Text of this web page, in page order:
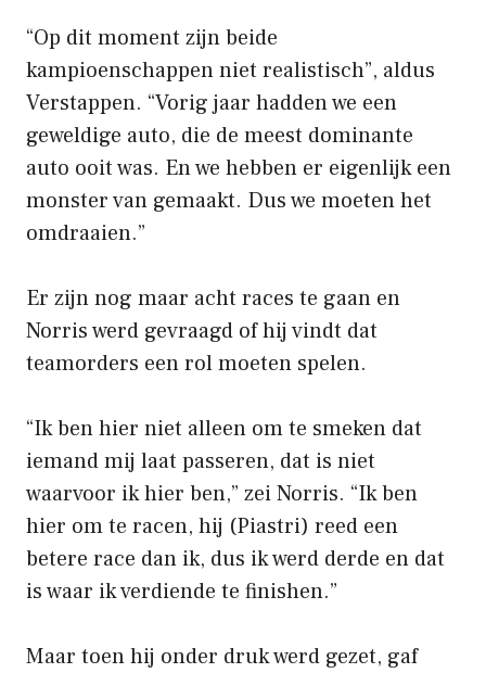
“Op dit moment zijn beide
kampioenschappen niet realistisch”, aldus
Verstappen. “Vorig jaar hadden we een
geweldige auto, die de meest dominante
auto ooit was. En we hebben er eigenlijk een
monster van gemaakt. Dus we moeten het
omdraaien.”
Er zijn nog maar acht races te gaan en
Norris werd gevraagd of hij vindt dat
teamorders een rol moeten spelen.
“Ik ben hier niet alleen om te smeken dat
iemand mij laat passeren, dat is niet
waarvoor ik hier ben,” zei Norris. “Ik ben
hier om te racen, hij (Piastri) reed een
betere race dan ik, dus ik werd derde en dat
is waar ik verdiende te finishen.”
Maar toen hij onder druk werd gezet, gaf